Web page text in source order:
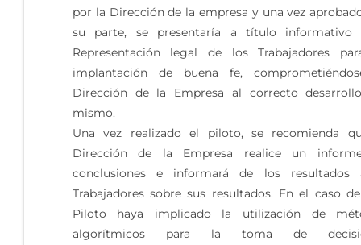
por la Dirección de la empresa y una vez
su parte, se presentaría a título
Representación legal de los Trabajadores
implantación de buena fe,
Dirección de la Empresa al correcto
mismo.
Una vez realizado el piloto, se recomienda
Dirección de la Empresa realice un
conclusiones e informará de los
Trabajadores sobre sus resultados. En el caso
Piloto haya implicado la utilización de
algorítmicos para la toma de